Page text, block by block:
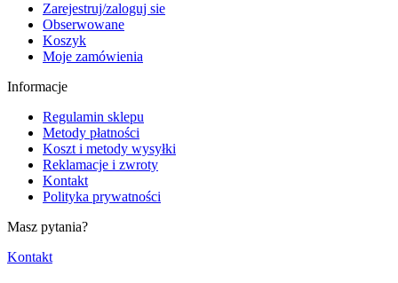
Zarejestruj/zaloguj sie
Obserwowane
Koszyk
Moje zamówienia
Informacje
Regulamin sklepu
Metody płatności
Koszt i metody wysyłki
Reklamacje i zwroty
Kontakt
Polityka prywatności
Masz pytania?
Kontakt